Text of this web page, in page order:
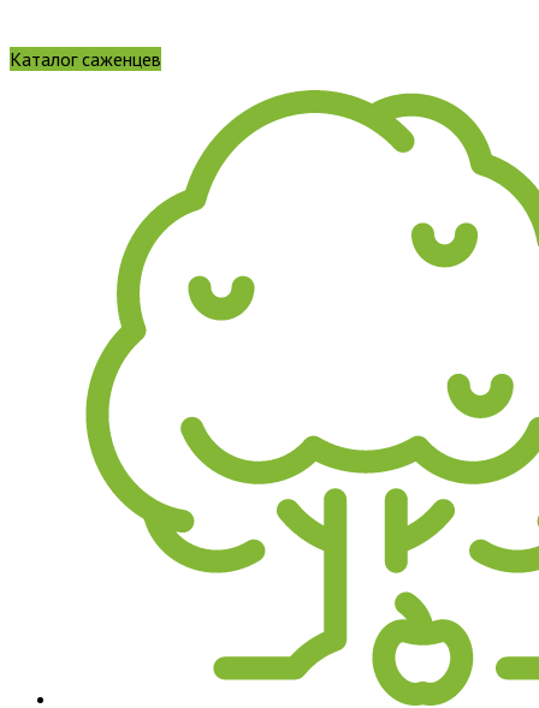
Каталог саженцев